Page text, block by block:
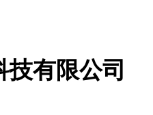
有限公司